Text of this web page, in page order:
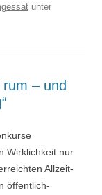
unter
– und
Wirklichkeit nur
Allzeit-
öffentlich-